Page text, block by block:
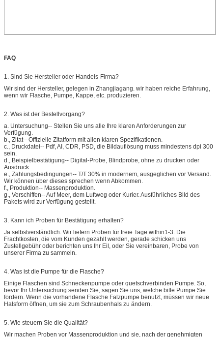
FAQ
1. Sind Sie Hersteller oder Handels-Firma?
Wir sind der Hersteller, gelegen in Zhangjiagang. wir haben reiche Erfahrung,
wenn wir Flasche, Pumpe, Kappe, etc. produzieren.
2. Was ist der Bestellvorgang?
a. Untersuchung-- Stellen Sie uns alle Ihre klaren Anforderungen zur
Verfügung.
b., Zitat-- Offizielle Zitatform mit allen klaren Spezifikationen.
c., Druckdatei-- Pdf, AI, CDR, PSD, die Bildauflösung muss mindestens dpi 300
sein.
d., Beispielbestätigung-- Digital-Probe, Blindprobe, ohne zu drucken oder
Ausdruck.
e., Zahlungsbedingungen-- T/T 30% in modernem, ausgeglichen vor Versand.
Wir können über dieses sprechen wenn Abkommen.
f., Produktion-- Massenproduktion.
g., Verschiffen-- Auf Meer, dem Luftweg oder Kurier. Ausführliches Bild des
Pakets wird zur Verfügung gestellt.
3. Kann ich Proben für Bestätigung erhalten?
Ja selbstverständlich. Wir liefern Proben für freie Tage within1-3. Die
Frachtkosten, die vom Kunden gezahlt werden, gerade schicken uns
Zustellgebühr oder berichten uns Ihr Eil, oder Sie vereinbaren, Probe von
unserer Firma zu sammeln.
4. Was ist die Pumpe für die Flasche?
Einige Flaschen sind Schneckenpumpe oder quetschverbinden Pumpe. So,
bevor Ihr Untersuchung senden Sie, sagen Sie uns, welche bitte Pumpe Sie
fordern. Wenn die vorhandene Flasche Falzpumpe benutzt, müssen wir neue
Halsform öffnen, um sie zum Schraubenhals zu ändern.
5. Wie steuern Sie die Qualität?
Wir machen Proben vor Massenproduktion und sie, nach der genehmigten